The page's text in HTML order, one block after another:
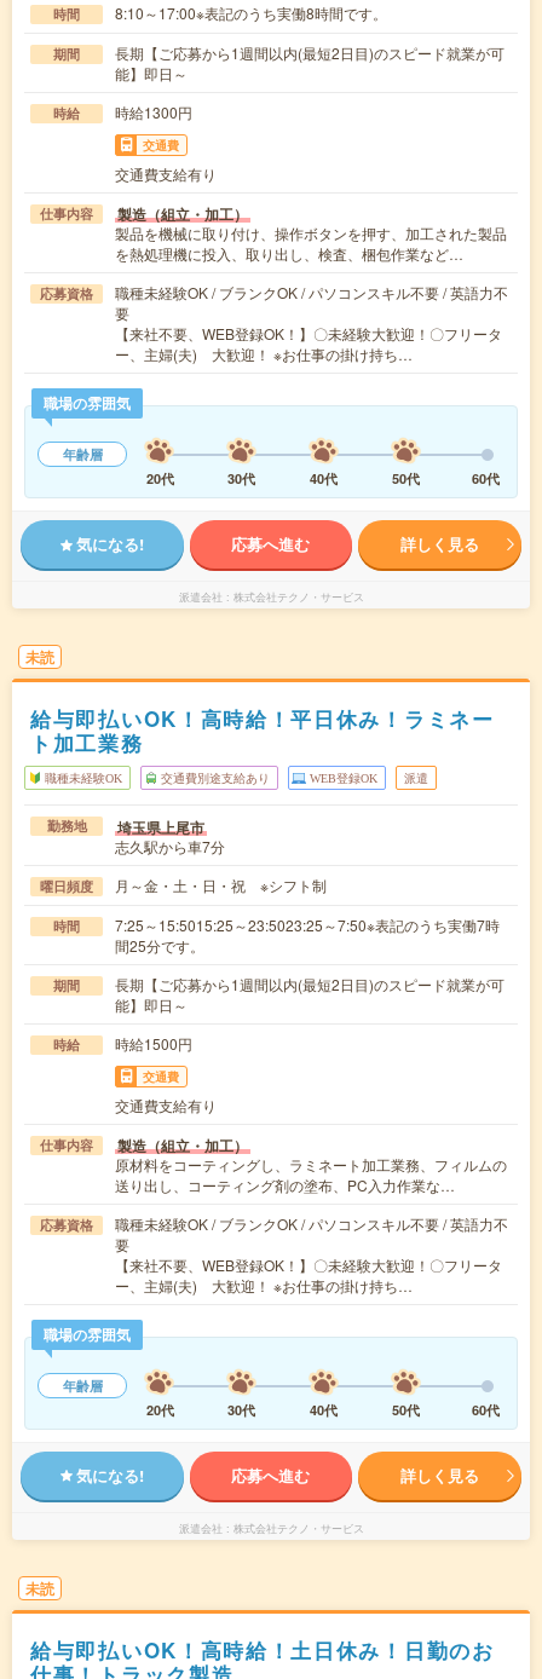
時間 8:10～17:00※表記のうち実働8時間です。
期間
長期【ご応募から1週間以内(最短2日目)のスピード就業が可
能】即日～
時給 時給1300円
交通費
交通費支給有り
仕事内容 製造（組立・加工）
製品を機械に取り付け、操作ボタンを押す、加工された製品
を熱処理機に投入、取り出し、検査、梱包作業など…
応募資格
職種未経験OK / ブランクOK / パソコンスキル不要 / 英語力不
要
【来社不要、WEB登録OK！】〇未経験大歓迎！〇フリータ
ー、主婦(夫) 大歓迎！ ※お仕事の掛け持ち…
職場の雰囲気
年齢層
20代
30代 40代 50代 60代
気になる! 応募へ進む 詳しく見る
派遣会社 株式会社テクノ・サービス
未読
給与即払いOK！高時給！平日休み！ラミネー
ト加工業務
職種未経験OK 交通費別途支給あり WEB登録OK 派遣
勤務地 埼玉県上尾市
志久駅から車7分
曜日頻度 月～金・土・日・祝 ※シフト制
時間
7:25～15:5015:25～23:5023:25～7:50※表記のうち実働7時
間25分です。
期間
長期【ご応募から1週間以内(最短2日目)のスピード就業が可
能】即日～
時給 時給1500円
交通費
交通費支給有り
仕事内容 製造（組立・加工）
原材料をコーティングし、ラミネート加工業務、フィルムの
送り出し、コーティング剤の塗布、PC入力作業な…
応募資格
職種未経験OK / ブランクOK / パソコンスキル不要 / 英語力不
要
【来社不要、WEB登録OK！】〇未経験大歓迎！〇フリータ
ー、主婦(夫) 大歓迎！ ※お仕事の掛け持ち…
職場の雰囲気
年齢層
20代
30代 40代 50代 60代
気になる! 応募へ進む 詳しく見る
派遣会社 株式会社テクノ・サービス
未読
給与即払いOK！高時給！土日休み！日勤のお